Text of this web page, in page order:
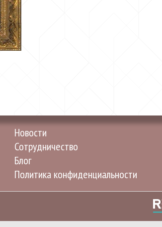
Новости
Сотрудничество
Блог
Политика конфиденциальности